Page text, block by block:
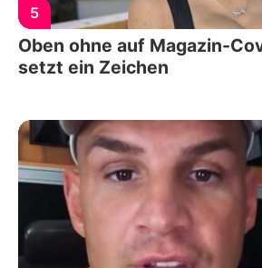
5
Oben ohne auf Magazin-
setzt ein Zeichen